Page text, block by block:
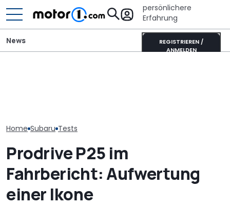
persönlichere
Erfahrung
REGISTRIEREN /
ANMELDEN
News
Home Subaru Tests
Prodrive P25 im
Fahrbericht: Aufwertung
einer Ikone